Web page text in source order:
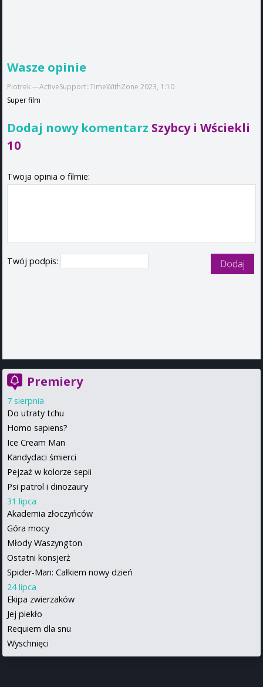
Wasze opinie
Piotrek ---ActiveSupport::TimeWithZone 2023, 1:10
Super film
Dodaj nowy komentarz Szybcy i Wściekli
10
Twoja opinia o filmie:
Twój podpis:
Premiery
7 sierpnia
Do utraty tchu
Homo sapiens?
Ice Cream Man
Kandydaci śmierci
Pejzaż w kolorze sepii
Psi patrol i dinozaury
31 lipca
Akademia złoczyńców
Góra mocy
Młody Waszyngton
Ostatni konsjerż
Spider-Man: Całkiem nowy dzień
24 lipca
Ekipa zwierzaków
Jej piekło
Requiem dla snu
Wyschnięci